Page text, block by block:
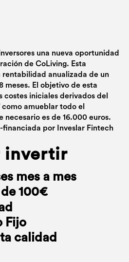
una nueva oportunidad
de CoLiving. Esta
anualizada de un
meses. El objetivo de esta
costes iniciales derivados del
amueblar todo el
es de 16.000 euros.
financiada por Inveslar Fintech
invertir
mes a mes
100€
Fijo
calidad